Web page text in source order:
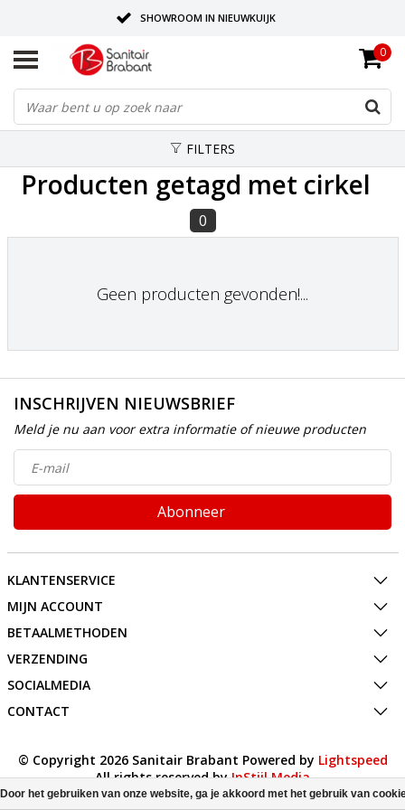
SHOWROOM IN NIEUWKUIJK
BEZORGING OP AFSPRAAK
LEVERING EN REALISATIE ONDER EEN DAK!
0
FILTERS
Producten getagd met cirkel
0
Geen producten gevonden!...
INSCHRIJVEN NIEUWSBRIEF
Meld je nu aan voor extra informatie of nieuwe producten
Abonneer
KLANTENSERVICE
MIJN ACCOUNT
BETAALMETHODEN
VERZENDING
SOCIALMEDIA
CONTACT
© Copyright 2026 Sanitair Brabant Powered by Lightspeed
All rights reserved byInStijl Media
Door het gebruiken van onze website, ga je akkoord met het gebruik van